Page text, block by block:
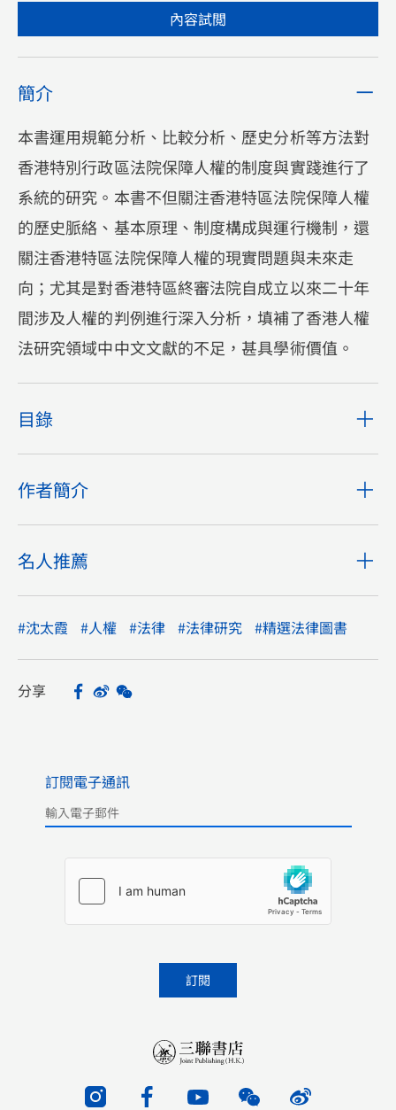
內容試閲
簡介
本書運用規範分析、比較分析、歷史分析等方法對
香港特別行政區法院保障人權的制度與實踐進行了
系統的研究。本書不但關注香港特區法院保障人權
的歷史脈絡、基本原理、制度構成與運行機制，還
關注香港特區法院保障人權的現實問題與未來走
向；尤其是對香港特區終審法院自成立以來二十年
間涉及人權的判例進行深入分析，填補了香港人權
法研究領域中中文文獻的不足，甚具學術價值。
目錄
作者簡介
名人推薦
#沈太霞 #人權 #法律 #法律研究 #精選法律圖書
分享 Facebook
Sina Weibo
WeChat
訂閱電子通訊